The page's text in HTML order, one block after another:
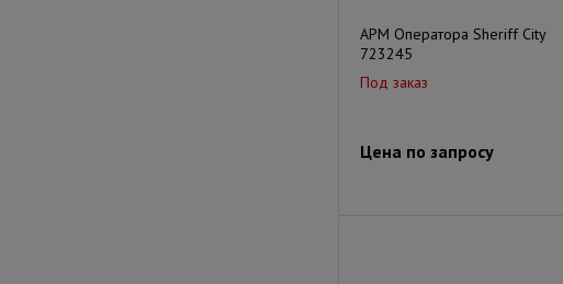
АРМ Оператора Sheriff City
723245
Под заказ
Цена по запросу